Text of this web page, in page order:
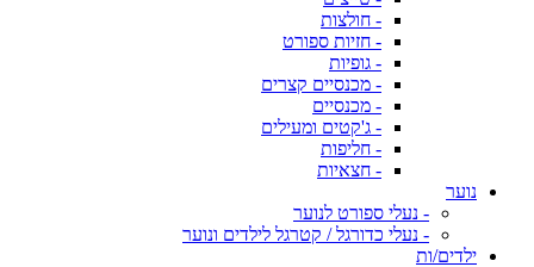
- חולצות
- חזיות ספורט
- גופיות
- מכנסיים קצרים
- מכנסיים
- ג'קטים ומעילים
- חליפות
- חצאיות
נוער
- נעלי ספורט לנוער
- נעלי כדורגל / קטרגל לילדים ונוער
ילדים/ות